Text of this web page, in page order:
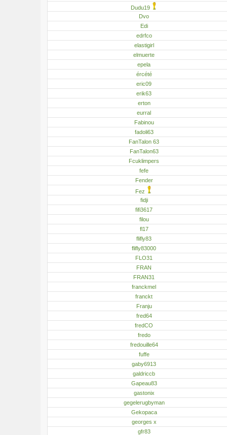
Dudu19
Dvo
Edi
edrfco
elastigirl
elmuerte
epela
ércété
eric09
erik63
erton
eurral
Fabinou
fadoli63
FanTalon 63
FanTalon63
Fcuklimpers
fefe
Fender
Fez
fidji
fifi3617
filou
fl17
flifly83
flifly83000
FLO31
FRAN
FRAN31
franckmel
franckt
Franju
fred64
fredCO
fredo
fredouille64
fuffe
gaby6913
galdriccb
Gapeau83
gastonix
gegelerugbyman
Gekopaca
georges x
gfr83